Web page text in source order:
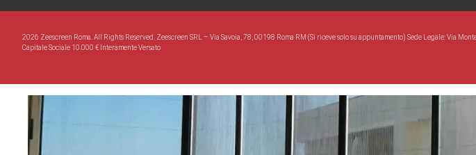
2026 Zeescreen Roma. All Rights Reserved. Zeescreen SRL – Via Savoia, 78, 00198 Roma RM (Si riceve solo su appuntamento) Sede Legale: Via
Capitale Sociale 10.000 € Interamente Versato